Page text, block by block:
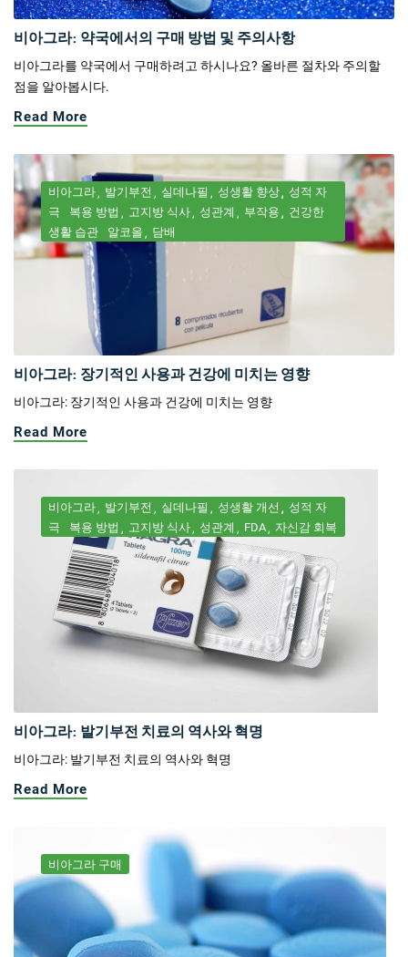
비아그라: 약국에서의 구매 방법 및 주의사항
비아그라를 약국에서 구매하려고 하시나요? 올바른 절차와 주의할
점을 알아봅시다.
Read More
비아그라 발기부전 실데나필 성생활 향상
성적 자
극
복용 방법 고지방 식사 성관계 부작용
건강한
생활 습관
알코올 담배
비아그라: 장기적인 사용과 건강에 미치는 영향
비아그라: 장기적인 사용과 건강에 미치는 영향
Read More
비아그라 발기부전 실데나필 성생활 개선
성적 자
극
복용 방법 고지방 식사 성관계 FDA 자신감 회복
비아그라: 발기부전 치료의 역사와 혁명
비아그라: 발기부전 치료의 역사와 혁명
Read More
비아그라 구매